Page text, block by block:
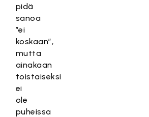
pidä
sanoa
”ei
koskaan”,
mutta
ainakaan
toistaiseksi
ei
ole
puheissa